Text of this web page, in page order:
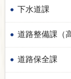
下水道課
道路整備課（
道路保全課